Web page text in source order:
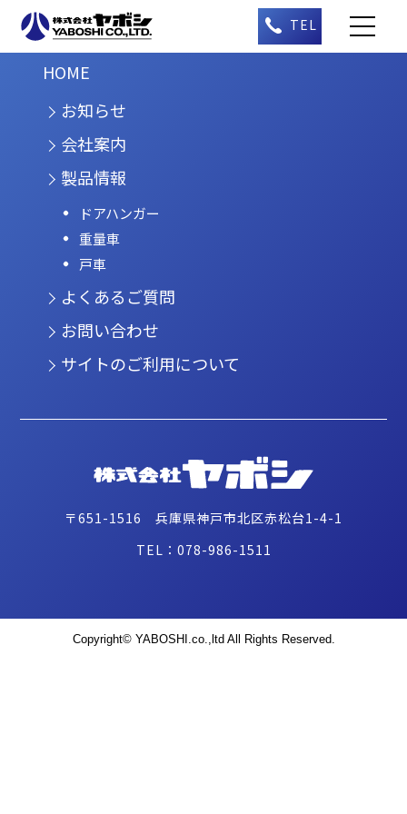
HOME
お知らせ
会社案内
製品情報
ドアハンガー
重量車
戸車
よくあるご質問
お問い合わせ
サイトのご利用について
〒651-1516 兵庫県神戸市北区赤松台1-4-1
TEL：078-986-1511
Copyright© YABOSHI.co.,ltd All Rights Reserved.